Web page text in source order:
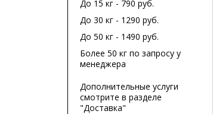
До 15 кг - 790 руб.
До 30 кг - 1290 руб.
До 50 кг - 1490 руб.
Более 50 кг по запросу у
менеджера
Дополнительные услуги
смотрите в разделе
"Доставка"